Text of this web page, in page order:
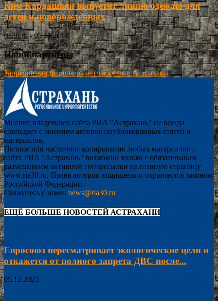
Ким Кардашьян выпустит линию одежды для
детей и новорожденных
ria30.ru - 05.11.2013
Наши партнёры
Заправка кондиционера автомобиля в Астрахани
Мнение владельцев сайта РИА "Астрахань" не всегда
совпадает с мнением авторов опубликованных статей и
материалов.
Полное или частичное копирование любых материалов с
сайта РИА "Астрахань" возможно только с обязательным
размещением активной гиперссылки на главную страницу
www.ria30.ru. Права авторов защищены и охраняются законом
Российской Федерации.
Свяжитесь с нами: news@ria30.ru
ЕЩЁ БОЛЬШЕ НОВОСТЕЙ АСТРАХАНИ
Евросоюз пересматривает экологические цели и
откажется от полного запрета ДВС после...
05.12.2025